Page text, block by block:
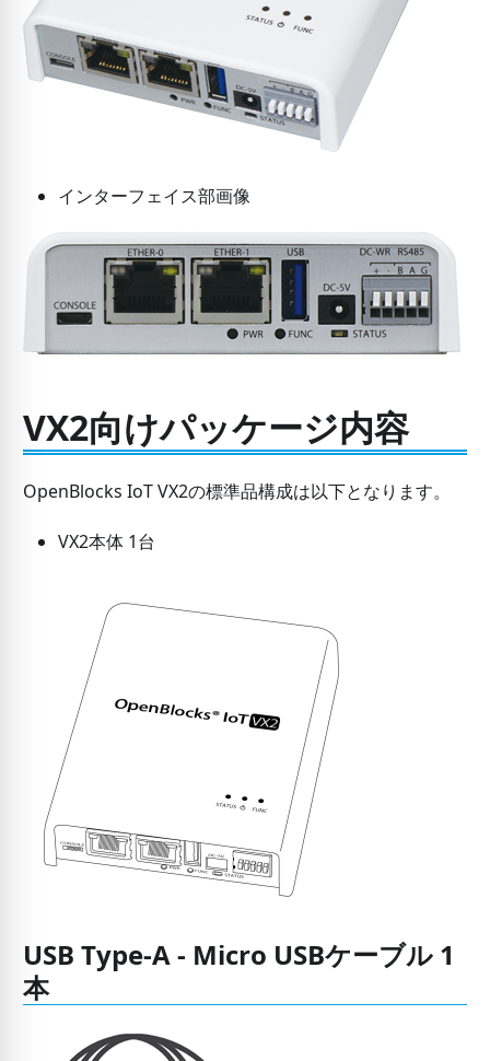
インターフェイス部画像
VX2向けパッケージ内容
OpenBlocks IoT VX2の標準品構成は以下となります。
VX2本体 1台
USB Type-A - Micro USBケーブル 1
本